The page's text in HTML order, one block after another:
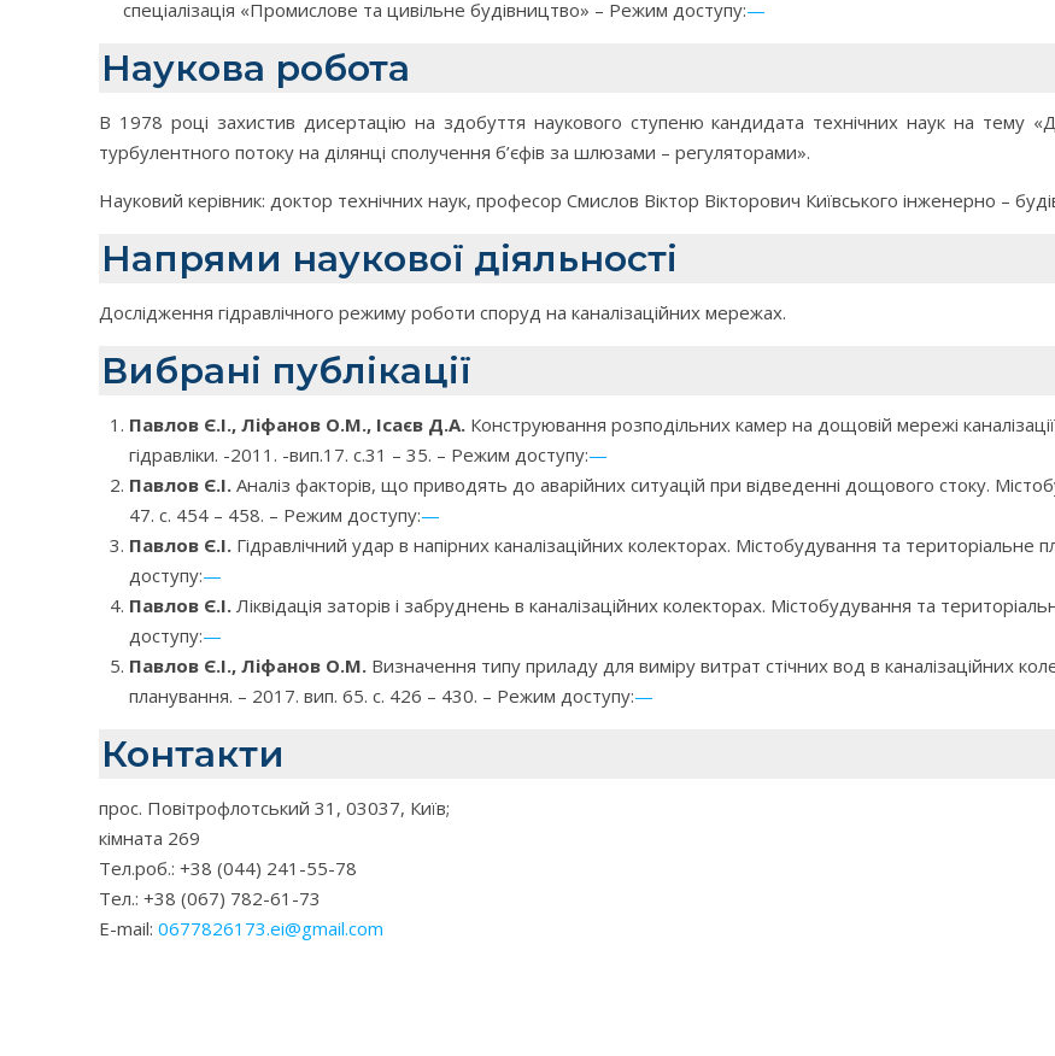
спеціалізація «Промислове та цивільне будівництво» – Режим доступу:—
Наукова робота
В 1978 році захистив дисертацію на здобуття наукового ступеню кандидата технічних наук на тему
турбулентного потоку на ділянці сполучення б’єфів за шлюзами – регуляторами».
Науковий керівник: доктор технічних наук, професор Смислов Віктор Вікторович Київського інженерно –
Напрями наукової діяльності
Дослідження гідравлічного режиму роботи споруд на каналізаційних мережах.
Вибрані публікації
Павлов Є.І., Ліфанов О.М., Ісаєв Д.А. Конструювання розподільних камер на дощовій мережі
гідравліки. -2011. -вип.17. с.31 – 35. – Режим доступу:—
Павлов Є.І. Аналіз факторів, що приводять до аварійних ситуацій при відведенні дощового стоку.
47. с. 454 – 458. – Режим доступу:—
Павлов Є.І. Гідравлічний удар в напірних каналізаційних колекторах. Містобудування та
доступу:—
Павлов Є.І. Ліквідація заторів і забруднень в каналізаційних колекторах. Містобудування та
доступу:—
Павлов Є.І., Ліфанов О.М. Визначення типу приладу для виміру витрат стічних вод в каналізаційних
планування. – 2017. вип. 65. с. 426 – 430. – Режим доступу:—
Контакти
прос. Повітрофлотський 31, 03037, Київ;
кімната 269
Тел.роб.: +38 (044) 241-55-78
Тел.: +38 (067) 782-61-73
E-mail: 0677826173.ei@gmail.com